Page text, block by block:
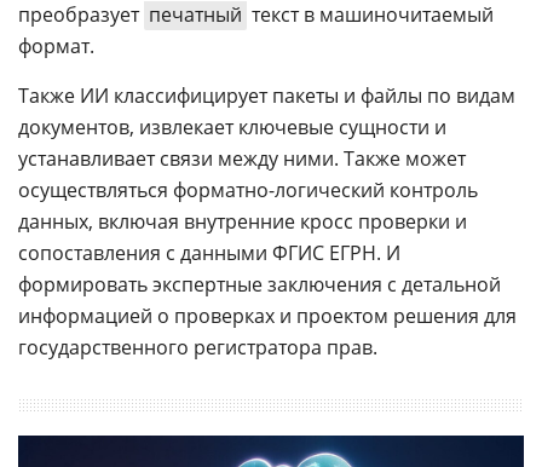
преобразует печатный текст в машиночитаемый
формат.
Также ИИ классифицирует пакеты и файлы по видам
документов, извлекает ключевые сущности и
устанавливает связи между ними. Также может
осуществляться форматно-логический контроль
данных, включая внутренние кросс проверки и
сопоставления с данными ФГИС ЕГРН. И
формировать экспертные заключения с детальной
информацией о проверках и проектом решения для
государственного регистратора прав.